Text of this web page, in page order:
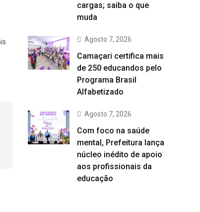
cargas; saiba o que
muda
Agosto 7, 2026
Camaçari certifica mais
de 250 educandos pelo
Programa Brasil
Alfabetizado
Agosto 7, 2026
Com foco na saúde
mental, Prefeitura lança
núcleo inédito de apoio
aos profissionais da
educação